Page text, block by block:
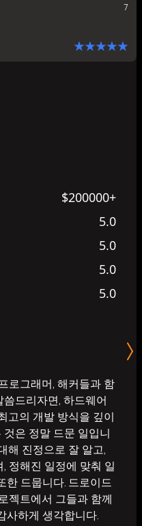
7
$200000+
5.0
5.0
5.0
5.0
로그래머, 해커들과 함
드리자면, 하드웨어
고의 개발 방식을 깊이
은 정말 드문 일입니
해 진정으로 잘 알고,
정해진 일정에 맞춰 일
한 드뭅니다. 드로이드
젝트에서 그들과 함께
사하게 생각합니다.